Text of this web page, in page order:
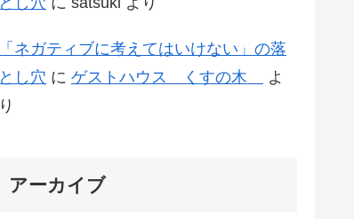
「ネガティブに考えてはいけない」の落
とし穴 に ゲストハウス くすの木
よ
り
アーカイブ